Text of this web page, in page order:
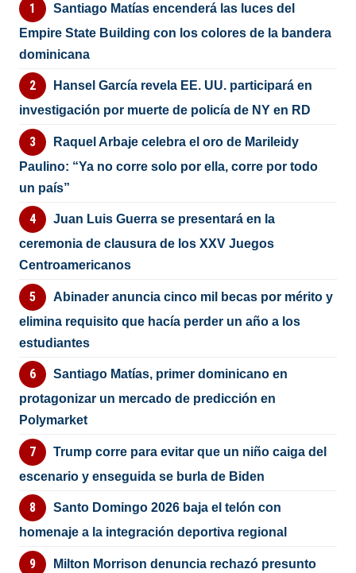
Santiago Matías encenderá las luces del
Empire State Building con los colores de la bandera
dominicana
Hansel García revela EE. UU. participará en
investigación por muerte de policía de NY en RD
Raquel Arbaje celebra el oro de Marileidy
Paulino: “Ya no corre solo por ella, corre por todo
un país”
Juan Luis Guerra se presentará en la
ceremonia de clausura de los XXV Juegos
Centroamericanos
Abinader anuncia cinco mil becas por mérito y
elimina requisito que hacía perder un año a los
estudiantes
Santiago Matías, primer dominicano en
protagonizar un mercado de predicción en
Polymarket
Trump corre para evitar que un niño caiga del
escenario y enseguida se burla de Biden
Santo Domingo 2026 baja el telón con
homenaje a la integración deportiva regional
Milton Morrison denuncia rechazó presunto